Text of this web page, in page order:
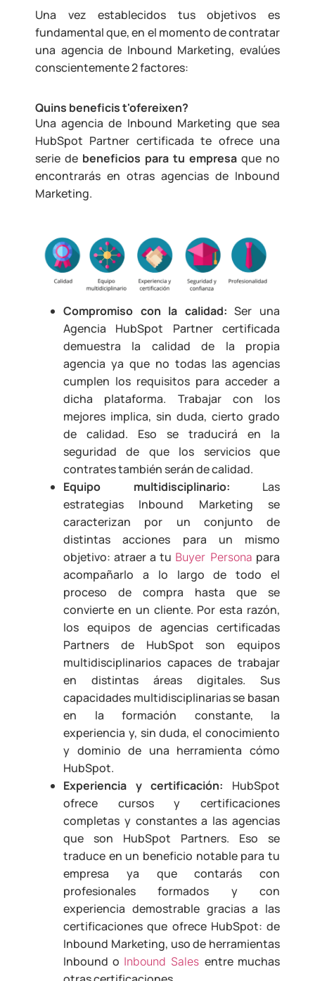
Una vez establecidos tus objetivos es
fundamental que, en el momento de contratar
una agencia de Inbound Marketing, evalúes
conscientemente 2 factores:
Quins beneficis t'ofereixen?
Una agencia de Inbound Marketing que sea
HubSpot Partner certificada te ofrece una
serie de beneficios para tu empresa que no
encontrarás en otras agencias de Inbound
Marketing.
Compromiso con la calidad: Ser una
Agencia HubSpot Partner certificada
demuestra la calidad de la propia
agencia ya que no todas las agencias
cumplen los requisitos para acceder a
dicha plataforma. Trabajar con los
mejores implica, sin duda, cierto grado
de calidad. Eso se traducirá en la
seguridad de que los servicios que
contrates también serán de calidad.
Equipo multidisciplinario: Las
estrategias Inbound Marketing se
caracterizan por un conjunto de
distintas acciones para un mismo
objetivo: atraer a tu Buyer Persona para
acompañarlo a lo largo de todo el
proceso de compra hasta que se
convierte en un cliente. Por esta razón,
los equipos de agencias certificadas
Partners de HubSpot son equipos
multidisciplinarios capaces de trabajar
en distintas áreas digitales. Sus
capacidades multidisciplinarias se basan
en la formación constante, la
experiencia y, sin duda, el conocimiento
y dominio de una herramienta cómo
HubSpot.
Experiencia y certificación: HubSpot
ofrece cursos y certificaciones
completas y constantes a las agencias
que son HubSpot Partners. Eso se
traduce en un beneficio notable para tu
empresa ya que contarás con
profesionales formados y con
experiencia demostrable gracias a las
certificaciones que ofrece HubSpot: de
Inbound Marketing, uso de herramientas
Inbound o Inbound Salesentre muchas